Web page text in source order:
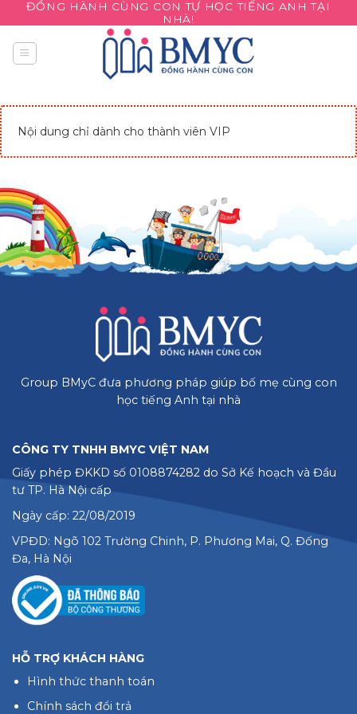
to
content
ĐỒNG HÀNH CÙNG CON TỰ HỌC TIẾNG ANH TẠI
NHÀ!
Nội dung chỉ dành cho thành viên VIP
Group BMyC đưa phương pháp giúp bố mẹ cùng con
học tiếng Anh tại nhà
CÔNG TY TNHH BMYC VIỆT NAM
Giấy phép ĐKKD số 0108874282 do Sở Kế hoạch và Đầu
tư TP. Hà Nội cấp
Ngày cấp: 22/08/2019
VPĐD: Ngõ 102 Trường Chinh, P. Phương Mai, Q. Đống
Đa, Hà Nội
HỖ TRỢ KHÁCH HÀNG
Hình thức thanh toán
Chính sách đổi trả